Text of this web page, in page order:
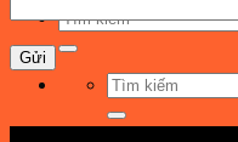
Tìm
kiếm:
Tìm
kiếm: